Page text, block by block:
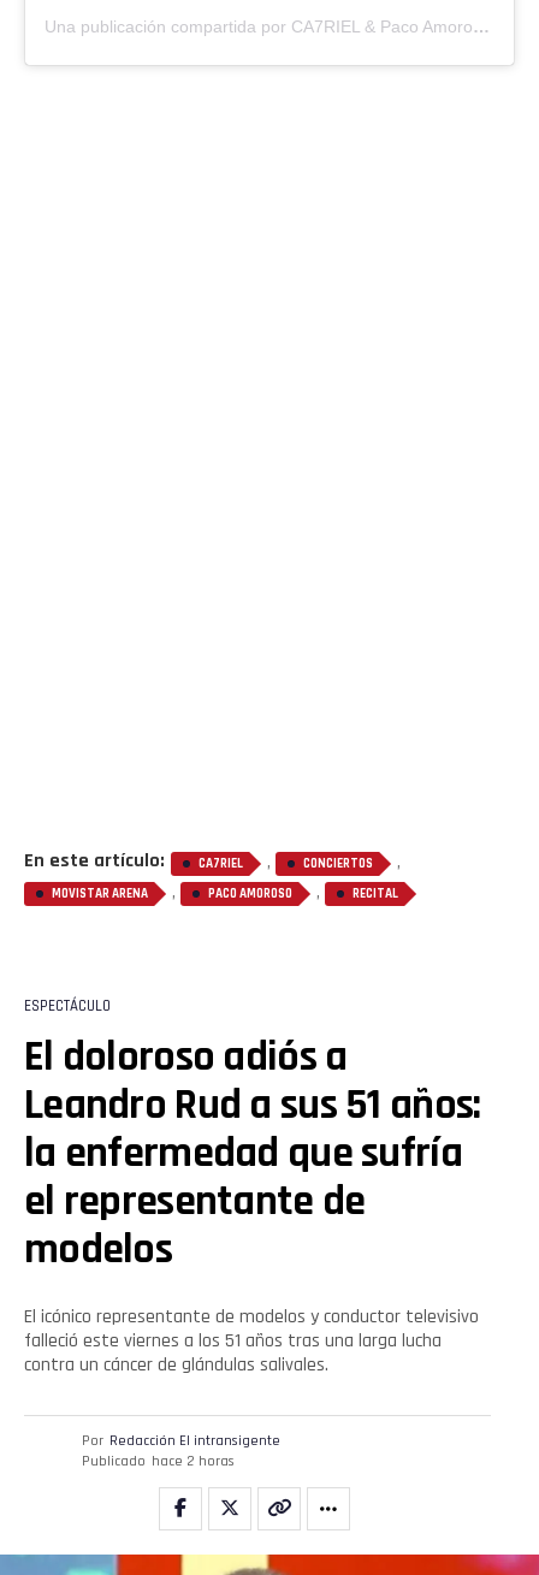
Una publicación compartida por CA7RIEL & Paco Amoroso (@ca7rielypacoamoroso)
En este artículo: CA7RIEL , CONCIERTOS ,
MOVISTAR ARENA , PACO AMOROSO , RECITAL
ESPECTÁCULO
El doloroso adiós a
Leandro Rud a sus 51 años:
la enfermedad que sufría
el representante de
modelos
El icónico representante de modelos y conductor televisivo
falleció este viernes a los 51 años tras una larga lucha
contra un cáncer de glándulas salivales.
Por Redacción El intransigente
Publicado hace 2 horas
Flipboard
Pinterest